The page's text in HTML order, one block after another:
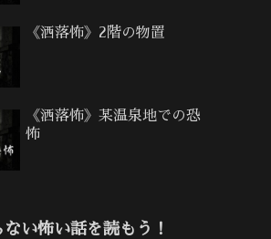
《洒落怖》2階の物置
《洒落怖》某温泉地での恐
怖
ない怖い話を読もう！